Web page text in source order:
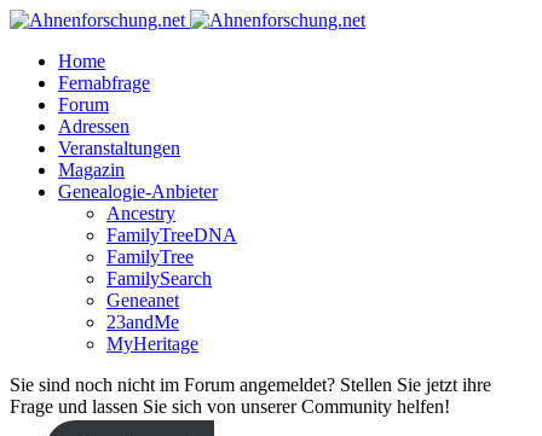
Home
Fernabfrage
Forum
Adressen
Veranstaltungen
Magazin
Genealogie-Anbieter
Ancestry
FamilyTreeDNA
FamilyTree
FamilySearch
Geneanet
23andMe
MyHeritage
Sie sind noch nicht im Forum angemeldet? Stellen Sie jetzt ihre
Frage und lassen Sie sich von unserer Community helfen!